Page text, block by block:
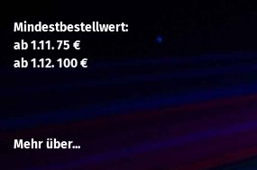
Mindestbestellwert:
ab 1.11. 75 €
ab 1.12. 100 €
Mehr über...